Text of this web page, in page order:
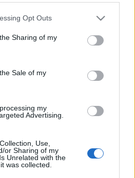
app uses one or more Google
usage behaviour. You may click to
and its third-party tags to
purposes in below Google
Opt Outs
Sharing of my
Sale of my
my
Advertising.
Use,
or Sharing of my
Unrelated with the
was collected.
hírek
elkerülésében
hírek
HÍRDETÉS